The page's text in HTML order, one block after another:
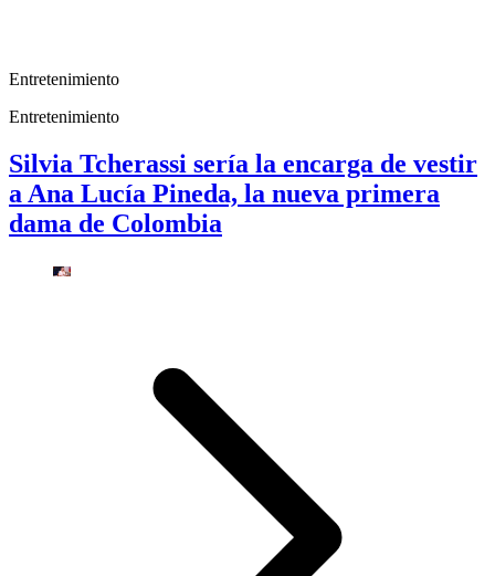
Entretenimiento
Entretenimiento
Silvia Tcherassi sería la encarga de vestir
a Ana Lucía Pineda, la nueva primera
dama de Colombia